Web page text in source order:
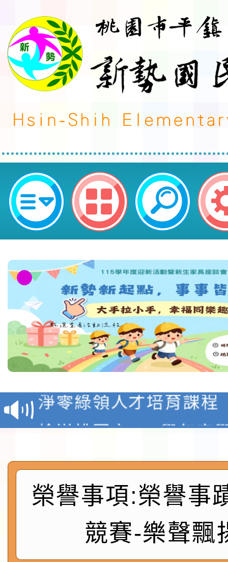
榮譽事蹟:藝文競賽
教育部校安中心白海豚
報
淨零綠領人才培育課程
檢送桃園市115學年度
程
函轉國家通訊傳播委員
鎮韌性（防空）演習－
速演練執行計畫」
「115年金融知識線上
本校115學年度第1學
榮譽事項:榮譽事
競賽-樂聲飄